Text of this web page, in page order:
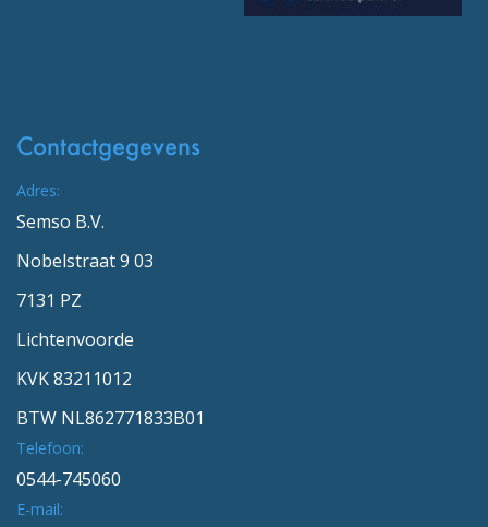
Contactgegevens
Adres:
Semso B.V.
Nobelstraat 9 03
7131 PZ
Lichtenvoorde
KVK 83211012
BTW NL862771833B01
Telefoon:
0544-745060
E-mail: